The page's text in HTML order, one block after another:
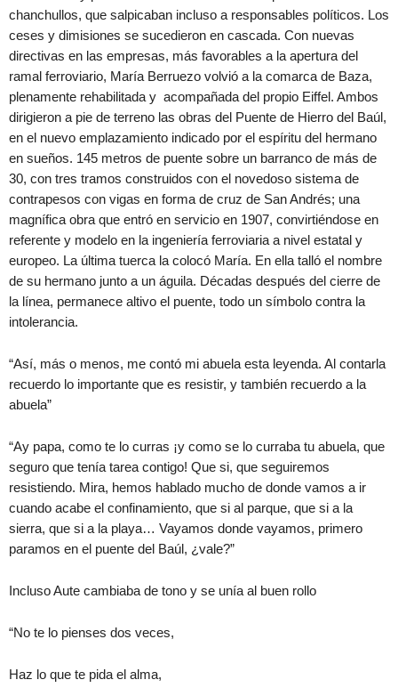
chanchullos, que salpicaban incluso a responsables políticos. Los
ceses y dimisiones se sucedieron en cascada. Con nuevas
directivas en las empresas, más favorables a la apertura del
ramal ferroviario, María Berruezo volvió a la comarca de Baza,
plenamente rehabilitada y acompañada del propio Eiffel. Ambos
dirigieron a pie de terreno las obras del Puente de Hierro del Baúl,
en el nuevo emplazamiento indicado por el espíritu del hermano
en sueños. 145 metros de puente sobre un barranco de más de
30, con tres tramos construidos con el novedoso sistema de
contrapesos con vigas en forma de cruz de San Andrés; una
magnífica obra que entró en servicio en 1907, convirtiéndose en
referente y modelo en la ingeniería ferroviaria a nivel estatal y
europeo. La última tuerca la colocó María. En ella talló el nombre
de su hermano junto a un águila. Décadas después del cierre de
la línea, permanece altivo el puente, todo un símbolo contra la
intolerancia.
“Así, más o menos, me contó mi abuela esta leyenda. Al contarla
recuerdo lo importante que es resistir, y también recuerdo a la
abuela”
“Ay papa, como te lo curras ¡y como se lo curraba tu abuela, que
seguro que tenía tarea contigo! Que si, que seguiremos
resistiendo. Mira, hemos hablado mucho de donde vamos a ir
cuando acabe el confinamiento, que si al parque, que si a la
sierra, que si a la playa… Vayamos donde vayamos, primero
paramos en el puente del Baúl, ¿vale?”
Incluso Aute cambiaba de tono y se unía al buen rollo
“No te lo pienses dos veces,
Haz lo que te pida el alma,